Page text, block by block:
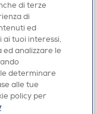
TIPO B-Silver
di terze
di
ed
ai tuoi interessi,
analizzare le
determinare
alle tue
policy per